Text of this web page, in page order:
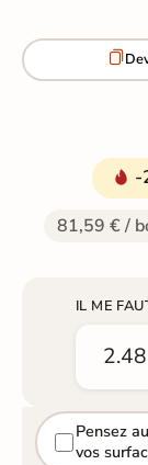

-
81,59 € /
IL ME
Pensez
vos